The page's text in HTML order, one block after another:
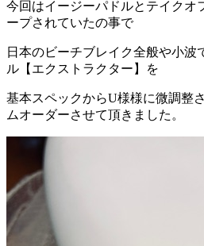
今回はイージーパドルとテイクオ
ープされていたの事で
日本のビーチブレイク全般や小波
ル【エクストラクター】を
基本スペックからU様様に微調整
ムオーダーさせて頂きました。